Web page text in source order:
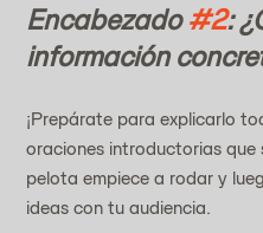
Encabezado #2:
información
¡Prepárate para explicarlo
oraciones introductorias
pelota empiece a rodar y
ideas con tu audiencia.